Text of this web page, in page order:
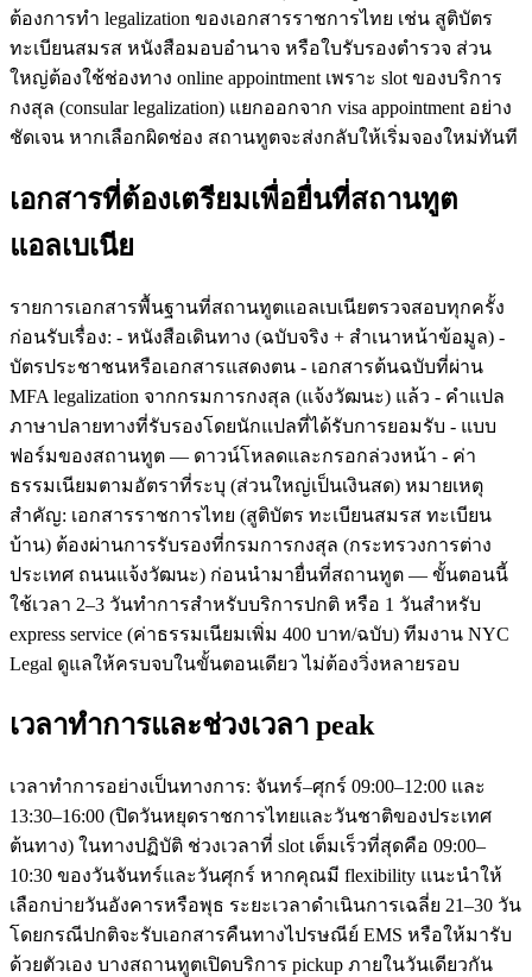
ต้องการทำ legalization ของเอกสารราชการไทย เช่น สูติบัตร
ทะเบียนสมรส หนังสือมอบอำนาจ หรือใบรับรองตำรวจ ส่วน
ใหญ่ต้องใช้ช่องทาง online appointment เพราะ slot ของบริการ
กงสุล (consular legalization) แยกออกจาก visa appointment อย่าง
ชัดเจน หากเลือกผิดช่อง สถานทูตจะส่งกลับให้เริ่มจองใหม่ทันที
เอกสารที่ต้องเตรียมเพื่อยื่นที่สถานทูต
แอลเบเนีย
รายการเอกสารพื้นฐานที่สถานทูตแอลเบเนียตรวจสอบทุกครั้ง
ก่อนรับเรื่อง: - หนังสือเดินทาง (ฉบับจริง + สำเนาหน้าข้อมูล) -
บัตรประชาชนหรือเอกสารแสดงตน - เอกสารต้นฉบับที่ผ่าน
MFA legalization จากกรมการกงสุล (แจ้งวัฒนะ) แล้ว - คำแปล
ภาษาปลายทางที่รับรองโดยนักแปลที่ได้รับการยอมรับ - แบบ
ฟอร์มของสถานทูต — ดาวน์โหลดและกรอกล่วงหน้า - ค่า
ธรรมเนียมตามอัตราที่ระบุ (ส่วนใหญ่เป็นเงินสด) หมายเหตุ
สำคัญ: เอกสารราชการไทย (สูติบัตร ทะเบียนสมรส ทะเบียน
บ้าน) ต้องผ่านการรับรองที่กรมการกงสุล (กระทรวงการต่าง
ประเทศ ถนนแจ้งวัฒนะ) ก่อนนำมายื่นที่สถานทูต — ขั้นตอนนี้
ใช้เวลา 2–3 วันทำการสำหรับบริการปกติ หรือ 1 วันสำหรับ
express service (ค่าธรรมเนียมเพิ่ม 400 บาท/ฉบับ) ทีมงาน NYC
Legal ดูแลให้ครบจบในขั้นตอนเดียว ไม่ต้องวิ่งหลายรอบ
เวลาทำการและช่วงเวลา peak
เวลาทำการอย่างเป็นทางการ: จันทร์–ศุกร์ 09:00–12:00 และ
13:30–16:00 (ปิดวันหยุดราชการไทยและวันชาติของประเทศ
ต้นทาง) ในทางปฏิบัติ ช่วงเวลาที่ slot เต็มเร็วที่สุดคือ 09:00–
10:30 ของวันจันทร์และวันศุกร์ หากคุณมี flexibility แนะนำให้
เลือกบ่ายวันอังคารหรือพุธ ระยะเวลาดำเนินการเฉลี่ย 21–30 วัน
โดยกรณีปกติจะรับเอกสารคืนทางไปรษณีย์ EMS หรือให้มารับ
ด้วยตัวเอง บางสถานทูตเปิดบริการ pickup ภายในวันเดียวกัน